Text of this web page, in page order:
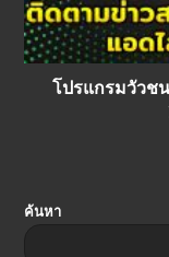
โปรแกรมวัวช
ค้นหา